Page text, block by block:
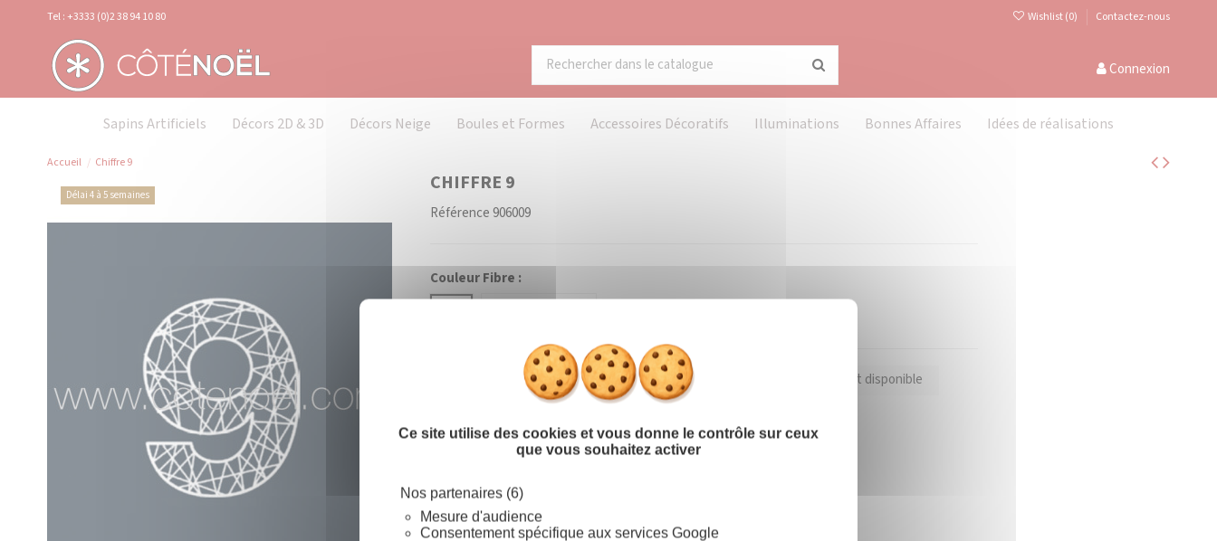
Ce site utilise des cookies et vous donne le contrôle sur ceux
que vous souhaitez activer
Nos partenaires (6)
Mesure d'audience
Consentement spécifique aux services Google
Tel : +3333 (0)2 38 94 10 80 Wishlist (0) Contactez-nous
Connexion
Sapins Artificiels Décors 2D & 3D Décors Neige Boules et Formes Accessoires Décoratifs Illuminations Bonnes Affaires Idées de réalisations
Accueil Chiffre 9
Délai 4 à 5 semaines
CHIFFRE 9
Référence 906009
Couleur Fibre :
Prévenez-moi lorsque le produit est disponible